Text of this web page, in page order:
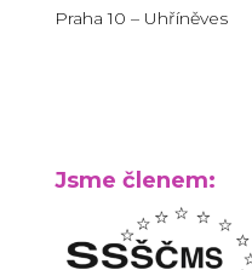
Praha 10 – Uhříněves
Jsme členem: